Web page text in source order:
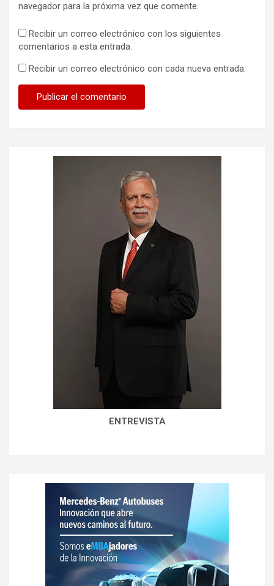
navegador para la próxima vez que comente.
Recibir un correo electrónico con los siguientes
comentarios a esta entrada.
Recibir un correo electrónico con cada nueva entrada.
ENTREVISTA